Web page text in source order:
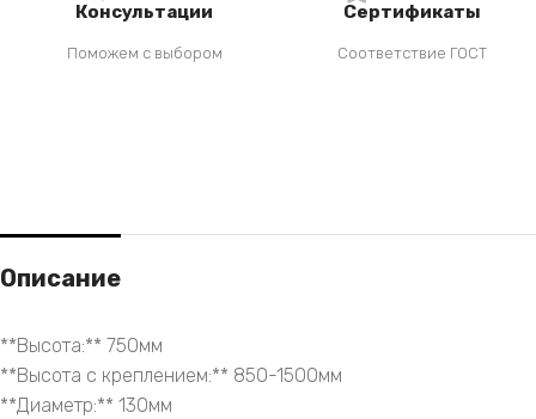
Консультации
Поможем с выбором
Сертификаты
Соответствие ГОСТ
Описание
**Высота:** 750мм
**Высота с креплением:** 850-1500мм
**Диаметр:** 130мм